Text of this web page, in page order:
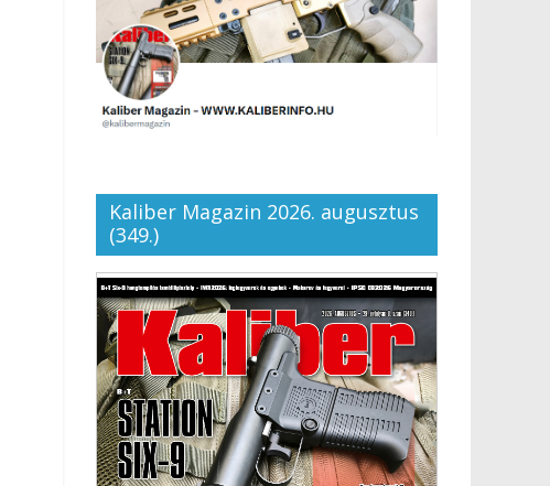
Kaliber Magazin 2026. augusztus
(349.)